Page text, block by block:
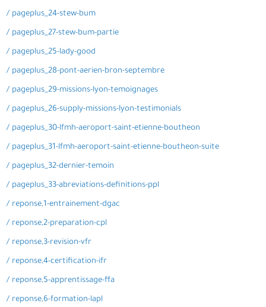
/ pageplus_24-stew-bum
/ pageplus_27-stew-bum-partie
/ pageplus_25-lady-good
/ pageplus_28-pont-aerien-bron-septembre
/ pageplus_29-missions-lyon-temoignages
/ pageplus_26-supply-missions-lyon-testimonials
/ pageplus_30-lfmh-aeroport-saint-etienne-boutheon
/ pageplus_31-lfmh-aeroport-saint-etienne-boutheon-suite
/ pageplus_32-dernier-temoin
/ pageplus_33-abreviations-definitions-ppl
/ reponse,1-entrainement-dgac
/ reponse,2-preparation-cpl
/ reponse,3-revision-vfr
/ reponse,4-certification-ifr
/ reponse,5-apprentissage-ffa
/ reponse,6-formation-lapl